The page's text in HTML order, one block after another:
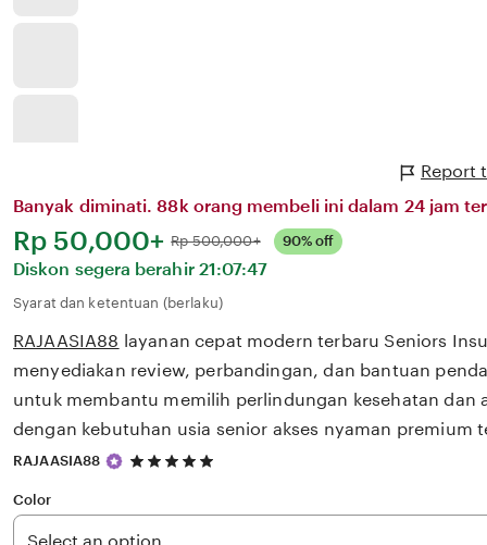
Report
Banyak diminati. 88k orang membeli ini dalam 24 jam
Harga:
Rp 50,000+ Normal:
Rp 500,000+ 90% off
Diskon segera berahir 21:07:47
Syarat dan ketentuan (berlaku)
RAJAASIA88 layanan cepat modern terbaru Seniors
menyediakan review, perbandingan, dan bantuan
untuk membantu memilih perlindungan kesehatan dan
dengan kebutuhan usia senior akses nyaman premium
RAJAASIA88
5
5
stars
Color